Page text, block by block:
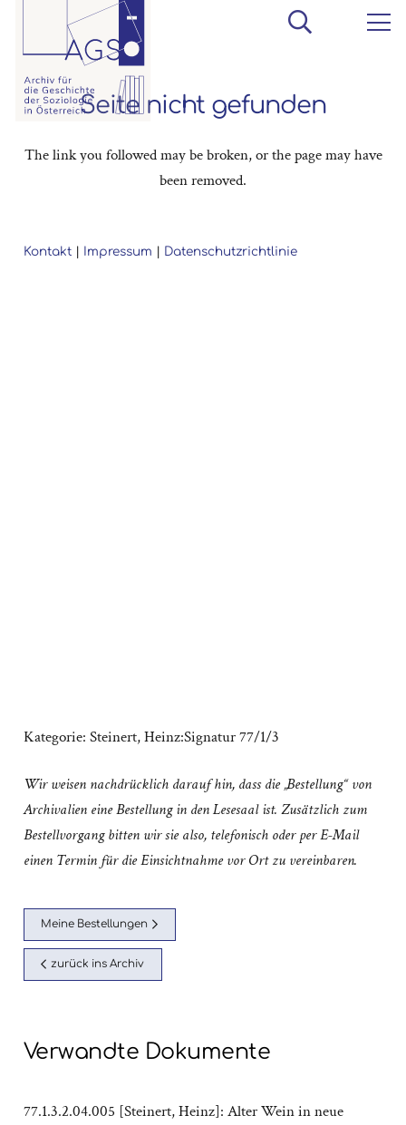
Kategorie: Steinert, Heinz:Signatur 77/1/3
Wir weisen nachdrücklich darauf hin, dass die „Bestellung“ von
Archivalien eine Bestellung in den Lesesaal ist. Zusätzlich zum
Bestellvorgang bitten wir sie also, telefonisch oder per E-Mail
einen Termin für die Einsichtnahme vor Ort zu vereinbaren.
Meine Bestellungen
zurück ins Archiv
Verwandte Dokumente
77.1.3.2.04.005 [Steinert, Heinz]: Alter Wein in neue